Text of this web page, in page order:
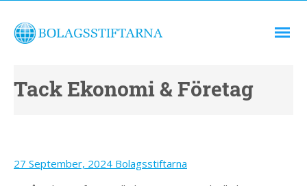
Tack Ekonomi & Företag
27 September, 2024 Bolagsstiftarna